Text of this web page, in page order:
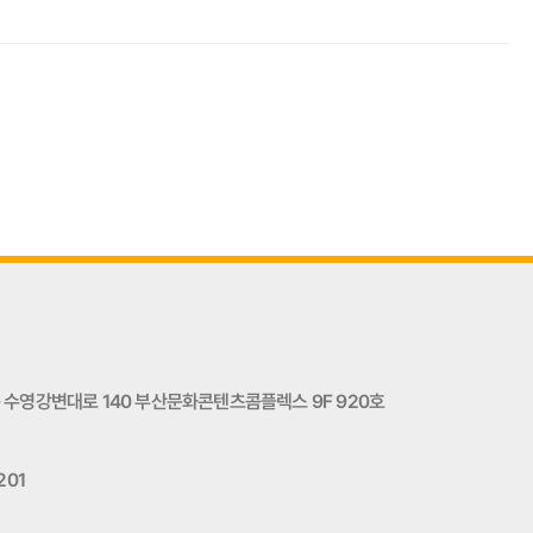
수영강변대로 140 부산문화콘텐츠콤플렉스 9F 920호